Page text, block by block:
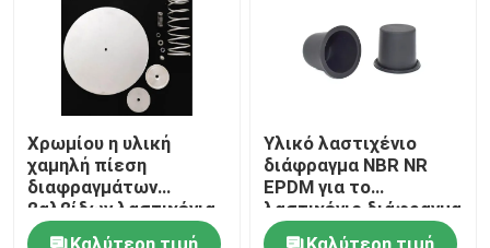
Χρωμίου η υλική
χαμηλή πίεση
διαφραγμάτων
βαλβίδων λαστιχένια
βγάζει από τη θέση
Καλύτερη τιμή
Υλικό λαστιχένιο
διάφραγμα NBR NR
EPDM για το
λαστιχένιο διάφραγμα
εξαρτήσεων
Καλύτερη τιμή